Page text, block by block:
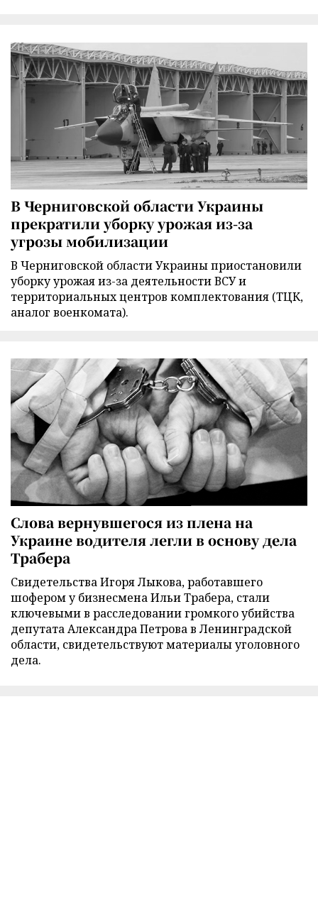
В Черниговской области Украины
прекратили уборку урожая из-за
угрозы мобилизации
В Черниговской области Украины приостановили
уборку урожая из-за деятельности ВСУ и
территориальных центров комплектования (ТЦК,
аналог военкомата).
Слова вернувшегося из плена на
Украине водителя легли в основу дела
Трабера
Свидетельства Игоря Лыкова, работавшего
шофером у бизнесмена Ильи Трабера, стали
ключевыми в расследовании громкого убийства
депутата Александра Петрова в Ленинградской
области, свидетельствуют материалы уголовного
дела.